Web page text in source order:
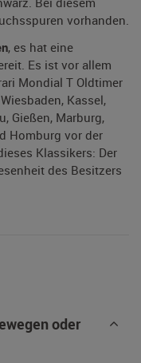
vorhanden.
, es hat eine
Es ist vor allem
Mondial T Oldtimer
Kassel,
Gießen, Marburg,
Homburg vor der
Klassikers: Der
des Besitzers
oder